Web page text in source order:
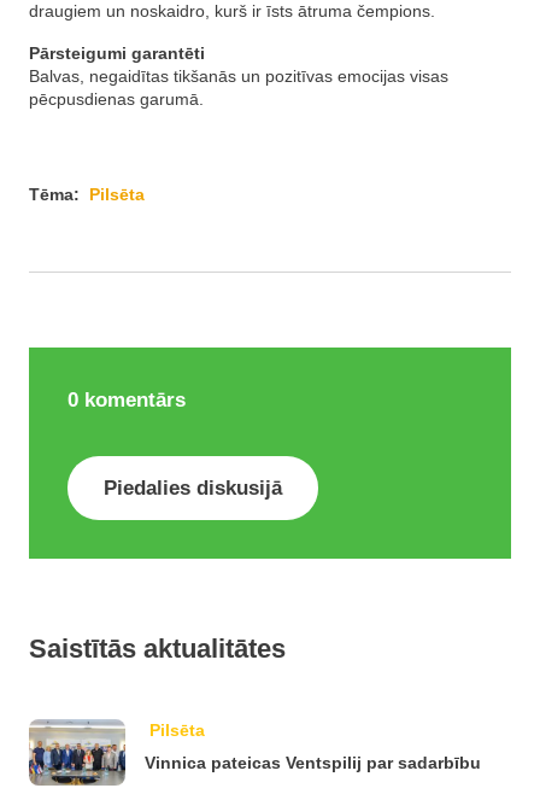
draugiem un noskaidro, kurš ir īsts ātruma čempions.
Pārsteigumi garantēti
Balvas, negaidītas tikšanās un pozitīvas emocijas visas
pēcpusdienas garumā.
Tēma: Pilsēta
0 komentārs
Piedalies diskusijā
Saistītās aktualitātes
Pilsēta
Vinnica pateicas Ventspilij par sadarbību